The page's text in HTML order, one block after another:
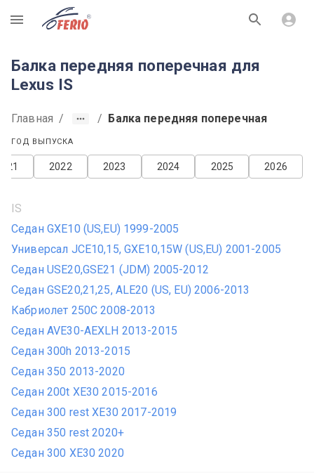
R
Балка передняя поперечная для
Lexus IS
Главная / / Балка передняя поперечная
ГОД ВЫПУСКА
2026
2025
2024
2023
2022
IS
Седан GXE10 (US,EU) 1999-2005
Универсал JCE10,15, GXE10,15W (US,EU) 2001-2005
Седан USE20,GSE21 (JDM) 2005-2012
Седан GSE20,21,25, ALE20 (US, EU) 2006-2013
Кабриолет 250C 2008-2013
Седан AVE30-AEXLH 2013-2015
Седан 300h 2013-2015
Седан 350 2013-2020
Седан 200t XE30 2015-2016
Седан 300 rest XE30 2017-2019
Седан 350 rest 2020+
Седан 300 XE30 2020